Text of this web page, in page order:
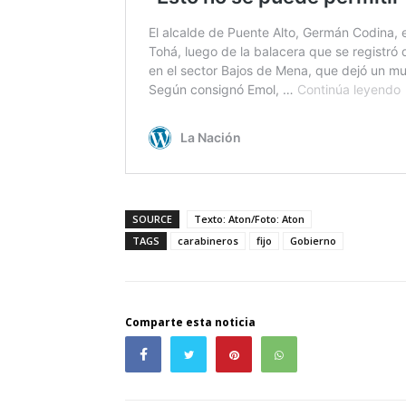
SOURCE
Texto: Aton/Foto: Aton
TAGS
carabineros fijo Gobierno
Comparte esta noticia